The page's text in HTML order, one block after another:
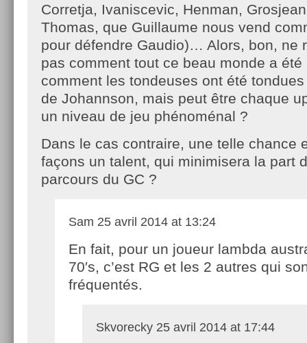
Corretja, Ivaniscevic, Henman,
Thomas, que Guillaume nous vend
pour défendre Gaudio)… Alors, bon, ne
pas comment tout ce beau monde a été
comment les tondeuses ont été
de Johannson, mais peut être chaque
un niveau de jeu phénoménal ?
Dans le cas contraire, une telle chance
façons un talent, qui minimisera la part
parcours du GC ?
Sam 25 avril 2014 at 13:24
En fait, pour un joueur lambda
70′s, c’est RG et les 2 autres qui
fréquentés.
Skvorecky 25 avril 2014 at 17:44